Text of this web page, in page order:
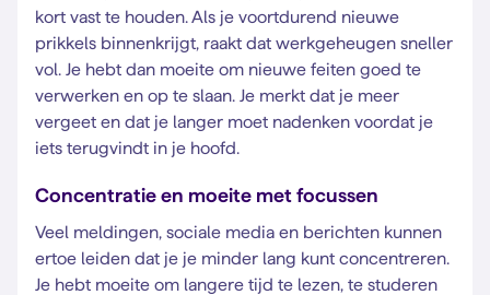
kort vast te houden. Als je voortdurend nieuwe
prikkels binnenkrijgt, raakt dat werkgeheugen sneller
vol. Je hebt dan moeite om nieuwe feiten goed te
verwerken en op te slaan. Je merkt dat je meer
vergeet en dat je langer moet nadenken voordat je
iets terugvindt in je hoofd.
Concentratie en moeite met focussen
Veel meldingen, sociale media en berichten kunnen
ertoe leiden dat je je minder lang kunt concentreren.
Je hebt moeite om langere tijd te lezen, te studeren